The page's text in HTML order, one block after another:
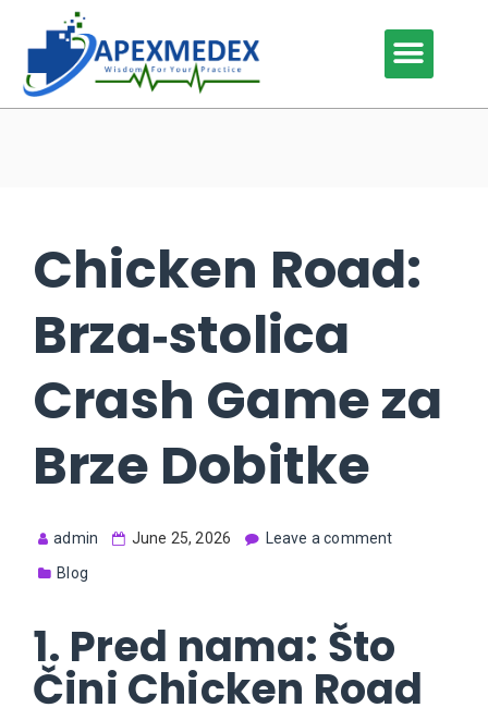
Chicken Road:
Brza‑stolica
Crash Game za
Brze Dobitke
admin June 25, 2026
Leave a comment
Blog
1. Pred nama: Što
Čini Chicken Road